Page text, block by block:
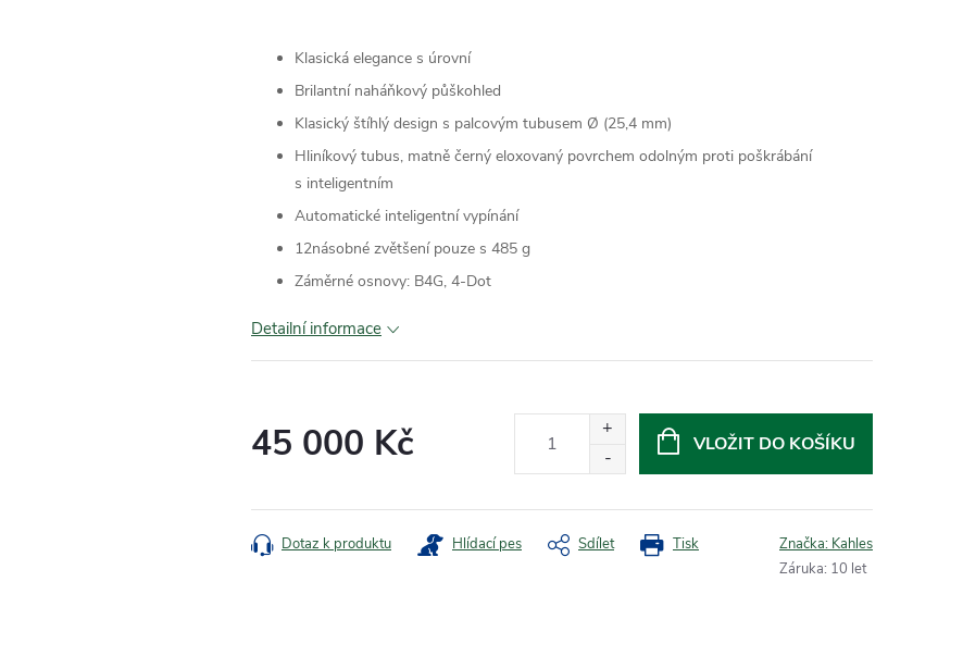
Klasická elegance s úrovní
Brilantní naháňkový půškohled
Klasický štíhlý design s palcovým tubusem Ø (25,4 mm)
Hliníkový tubus, matně černý eloxovaný povrchem odolným proti poškrábání
s inteligentním
Automatické inteligentní vypínání
12násobné zvětšení pouze s 485 g
Záměrné osnovy: B4G, 4-Dot
Detailní informace
45 000 Kč VLOŽIT DO KOŠÍKU
Tisk
Dotaz k produktu Hlídací pes Sdílet Značka: Kahles
Záruka: 10 let